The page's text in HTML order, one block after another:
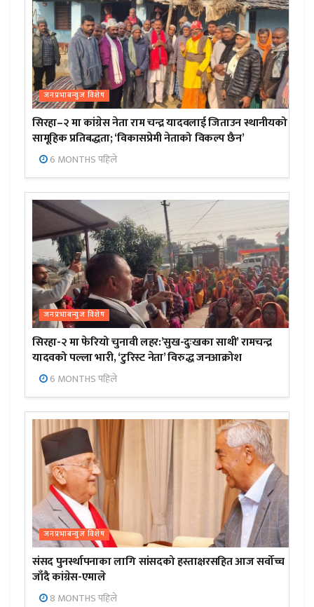
जनप्रभाबन्युज विशेष
सिरहा–२ मा कांग्रेस नेता राम चन्द्र यादवलाई जिताउन स्थानीयको
सामूहिक प्रतिबद्धता; ‘विकासप्रेमी नेताको विकल्प छैन’
6 MONTHS पहिले
जनप्रभाबन्युज विशेष
सिरहा-२ मा फेरियो चुनावी लहर:’सुख-दुःखका साथी’ रामचन्द्र
यादवको पल्ला भारी, ‘टुरिस्ट नेता’ विरुद्ध जनआक्रोश
6 MONTHS पहिले
जनप्रभाबन्युज विशेष
संसद पुनर्स्थापनाका लागि सांसदको हस्ताक्षरसहित आज सर्वोच्च
जाँदै कांग्रेस-एमाले
8 MONTHS पहिले